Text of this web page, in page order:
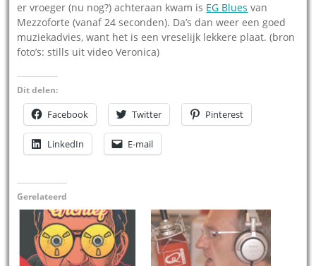
er vroeger (nu nog?) achteraan kwam is EG Blues van
Mezzoforte (vanaf 24 seconden). Da’s dan weer een goed
muziekadvies, want het is een vreselijk lekkere plaat. (bron
foto’s: stills uit video Veronica)
Dit delen:
Facebook Twitter Pinterest
LinkedIn E-mail
Gerelateerd